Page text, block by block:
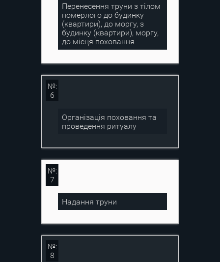
Перенесення труни з тілом
померлого до будинку
(квартири), до моргу, з
будинку (квартири), моргу,
до місця поховання
№:
6
Організація поховання та
проведення ритуалу
№:
7
Надання труни
№:
8